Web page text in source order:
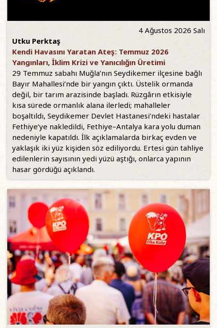
4 Ağustos 2026 Salı
Utku Perktaş
Kendi Havasını Yaratan Ateş: Temmuz 2026
Yangınları, İklim Krizi ve Yanıcılığın Üretimi
29 Temmuz sabahı Muğla’nın Seydikemer ilçesine bağlı
Bayır Mahallesi’nde bir yangın çıktı. Üstelik ormanda
değil, bir tarım arazisinde başladı. Rüzgârın etkisiyle
kısa sürede ormanlık alana ilerledi; mahalleler
boşaltıldı, Seydikemer Devlet Hastanesi’ndeki hastalar
Fethiye’ye nakledildi, Fethiye–Antalya kara yolu duman
nedeniyle kapatıldı. İlk açıklamalarda birkaç evden ve
yaklaşık iki yüz kişiden söz ediliyordu. Ertesi gün tahliye
edilenlerin sayısının yedi yüzü aştığı, onlarca yapının
hasar gördüğü açıklandı.